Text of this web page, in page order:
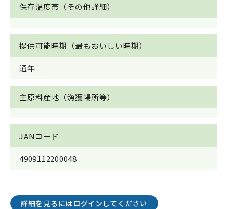
保存温度帯（その他詳細）
提供可能時期（最もおいしい時期）
通年
主原料産地（漁獲場所等）
JANコード
4909112200048
詳細を見るにはログインしてください